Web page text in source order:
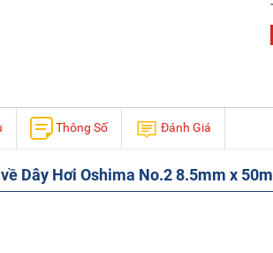
Thông Số Đánh Giá
Dây Hơi Oshima No.2 8.5mm x 50m